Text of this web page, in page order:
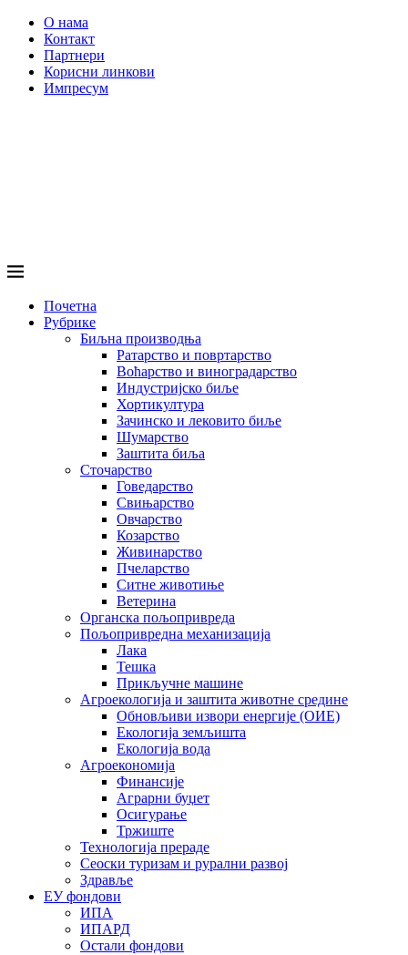
О нама
Контакт
Партнери
Корисни линкови
Импресум
Почетна
Рубрике
Биљна производња
Ратарство и повртарство
Воћарство и виноградарство
Индустријско биље
Хортикултура
Зачинско и лековито биље
Шумарство
Заштита биља
Сточарство
Говедарство
Свињарство
Овчарство
Козарство
Живинарство
Пчеларство
Ситне животиње
Ветерина
Органска пољопривреда
Пољопривредна механизација
Лака
Тешка
Прикључне машине
Агроекологија и заштита животне средине
Обновљиви извори енергије (ОИЕ)
Екологија земљишта
Екологија вода
Агроекономија
Финансије
Аграрни буџет
Осигурање
Тржиште
Технологија прераде
Сеоски туризам и рурални развој
Здравље
ЕУ фондови
ИПА
ИПАРД
Остали фондови